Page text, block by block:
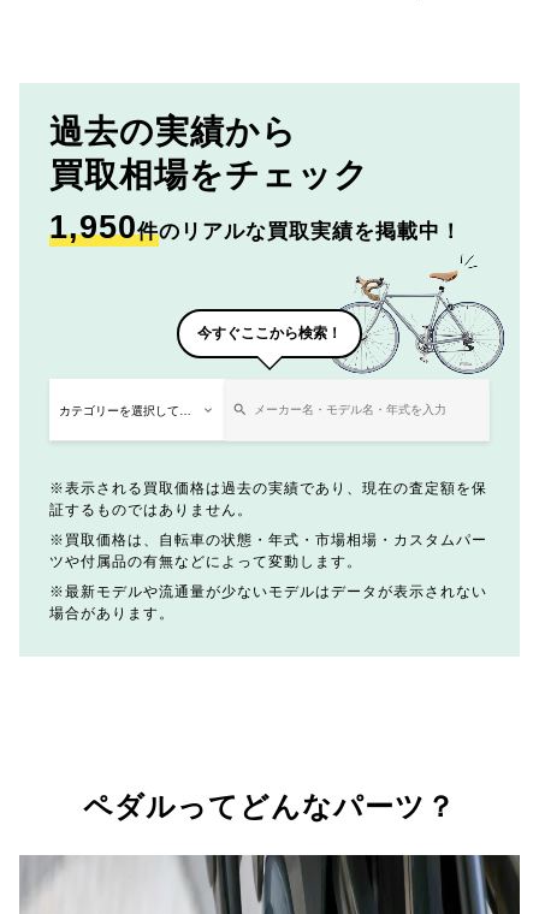
過去の実績から
買取相場をチェック
1,950件のリアルな買取実績を掲載中！
今すぐここから検索！
表示される買取価格は過去の実績であり、現在の査定額を保
証するものではありません。
買取価格は、自転車の状態・年式・市場相場・カスタムパー
ツや付属品の有無などによって変動します。
最新モデルや流通量が少ないモデルはデータが表示されない
場合があります。
ペダルってどんなパーツ？